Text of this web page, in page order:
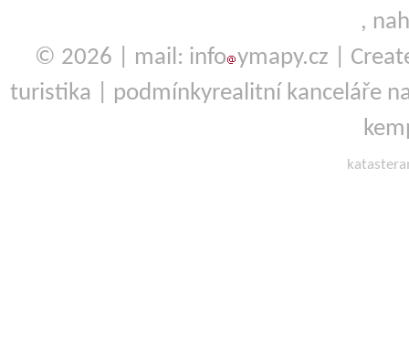
,
© 2026 | mail: info ymapy.cz |
turistika
podmínkyrealitní kanceláře